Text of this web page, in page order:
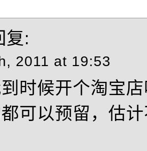
复:
2011 at 19:53
时候开个淘宝
可以预留，估